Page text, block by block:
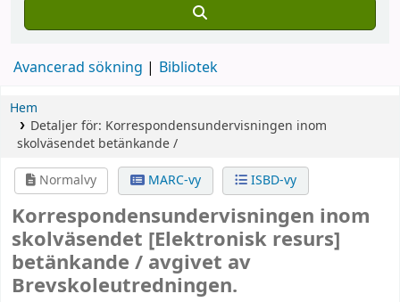
Avancerad sökning Bibliotek
Hem
Detaljer för: Korrespondensundervisningen inom
skolväsendet betänkande /
Normalvy
MARC-vy ISBD-vy
Korrespondensundervisningen inom
skolväsendet [Elektronisk resurs]
betänkande / avgivet av
Brevskoleutredningen.